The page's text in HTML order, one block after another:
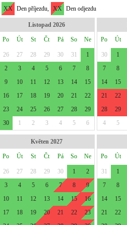
XX Den příjezdu, XX Den odjezdu
Listopad 2026
Po Út St Čt Pá So Ne
26 27 28 29 30 31
1
2
3 4 5 6 7
8
9
10 11 12 13 14
15
16
17 18 19 20 21
22
23
24 25 26 27 28
29
30
1 2 3 4 5 6
Po Út
30 1
7
8
14
15
21
22
28
29
4
5
Květen 2027
Po Út St Čt Pá So Ne
26 27 28 29 30 1
2
3
4 5 6 7 8
9
10
11 12 13 14 15
16
17
18 19 20 21 22
23
Po Út
31 1
7
8
14
15
21
22